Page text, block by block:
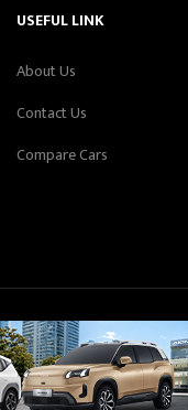
USEFUL LINK
About Us
Contact Us
Compare Cars
Registration Number:
& Developed by